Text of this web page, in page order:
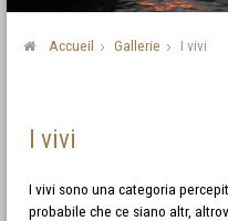
Accueil Gallerie I vivi
I vivi
I vivi sono una categoria
probabile che ce siano altr,